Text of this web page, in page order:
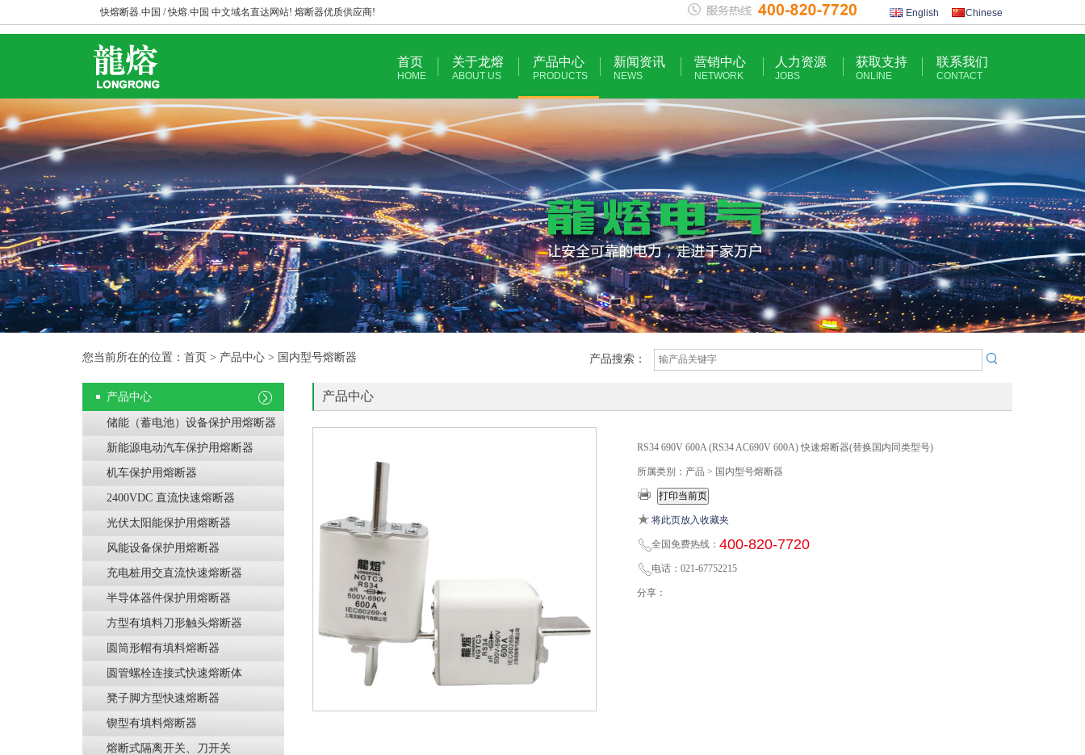
快熔断器.中国 / 快熔.中国 中文域名直达网站! 熔断器优质供应商! English Chinese
首页
HOME
关于龙熔
ABOUT US
产品中心
PRODUCTS
新闻资讯
NEWS
营销中心
NETWORK
人力资源
JOBS
获取支持
ONLINE
联系我们
CONTACT
您当前所在的位置：首页 > 产品中心 > 国内型号熔断器 产品搜索：
产品中心
储能（蓄电池）设备保护用熔断器
新能源电动汽车保护用熔断器
机车保护用熔断器
2400VDC 直流快速熔断器
光伏太阳能保护用熔断器
风能设备保护用熔断器
充电桩用交直流快速熔断器
半导体器件保护用熔断器
方型有填料刀形触头熔断器
圆筒形帽有填料熔断器
圆管螺栓连接式快速熔断体
凳子脚方型快速熔断器
锲型有填料熔断器
熔断式隔离开关、刀开关
产品中心
RS34 690V 600A (RS34 AC690V 600A) 快速熔断器(替换国内同类型号)
所属类别：产品 > 国内型号熔断器
将此页放入收藏夹
全国免费热线： 400-820-7720
电话：021-67752215
分享：